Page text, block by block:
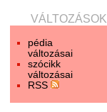
VÁLTOZÁSOK
pédia
változásai
szócikk
változásai
RSS